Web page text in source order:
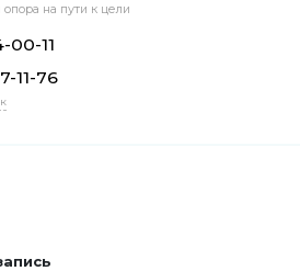
на пути к цели
00-11
11-76